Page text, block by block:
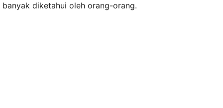
banyak diketahui oleh orang-orang.